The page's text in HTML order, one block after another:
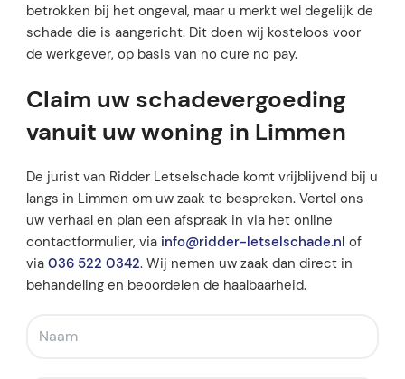
betrokken bij het ongeval, maar u merkt wel degelijk de
schade die is aangericht. Dit doen wij kosteloos voor
de werkgever, op basis van no cure no pay.
Claim uw schadevergoeding
vanuit uw woning in Limmen
De jurist van Ridder Letselschade komt vrijblijvend bij u
langs in Limmen om uw zaak te bespreken. Vertel ons
uw verhaal en plan een afspraak in via het online
contactformulier, via info@ridder-letselschade.nl of
via 036 522 0342. Wij nemen uw zaak dan direct in
behandeling en beoordelen de haalbaarheid.